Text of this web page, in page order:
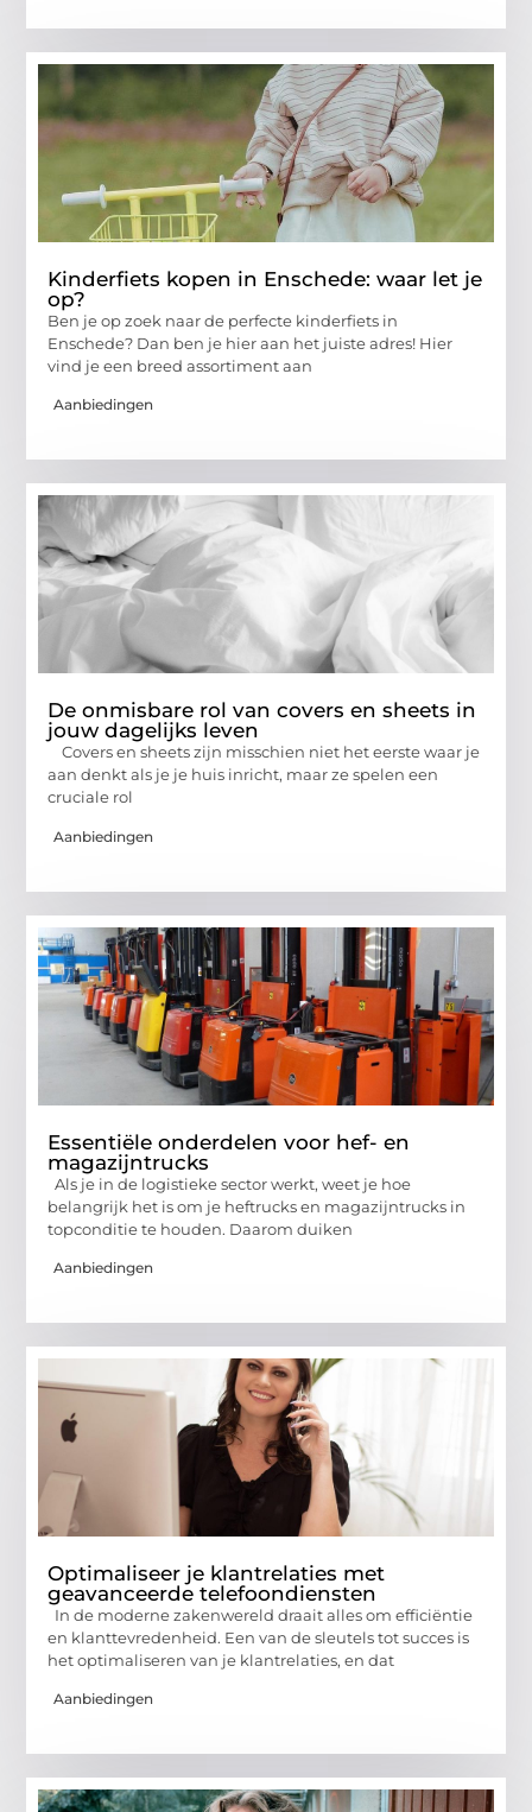
Kinderfiets kopen in Enschede: waar let je
op?
Ben je op zoek naar de perfecte kinderfiets in
Enschede? Dan ben je hier aan het juiste adres! Hier
vind je een breed assortiment aan
Aanbiedingen
De onmisbare rol van covers en sheets in
jouw dagelijks leven
Covers en sheets zijn misschien niet het eerste waar je
aan denkt als je je huis inricht, maar ze spelen een
cruciale rol
Aanbiedingen
Essentiële onderdelen voor hef- en
magazijntrucks
Als je in de logistieke sector werkt, weet je hoe
belangrijk het is om je heftrucks en magazijntrucks in
topconditie te houden. Daarom duiken
Aanbiedingen
Optimaliseer je klantrelaties met
geavanceerde telefoondiensten
In de moderne zakenwereld draait alles om efficiëntie
en klanttevredenheid. Een van de sleutels tot succes is
het optimaliseren van je klantrelaties, en dat
Aanbiedingen